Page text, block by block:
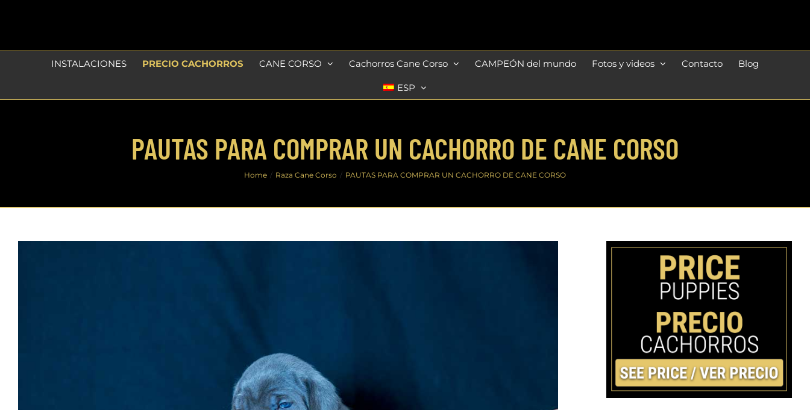
INSTALACIONES PRECIO CACHORROS CANE CORSO Cachorros Cane Corso CAMPEÓN del mundo Fotos y videos Contacto Blog
ESP
PAUTAS PARA COMPRAR UN CACHORRO DE CANE CORSO
Home Raza Cane Corso PAUTAS PARA COMPRAR UN CACHORRO DE CANE CORSO